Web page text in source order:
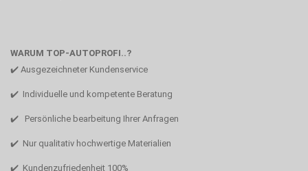
WARUM TOP-AUTOPROFI..?
✔️ Ausgezeichneter Kundenservice
✔️ Individuelle und kompetente Beratung
✔️ Persönliche bearbeitung Ihrer Anfragen
✔️ Nur qualitativ hochwertige Materialien
✔️ Kundenzufriedenheit 100%